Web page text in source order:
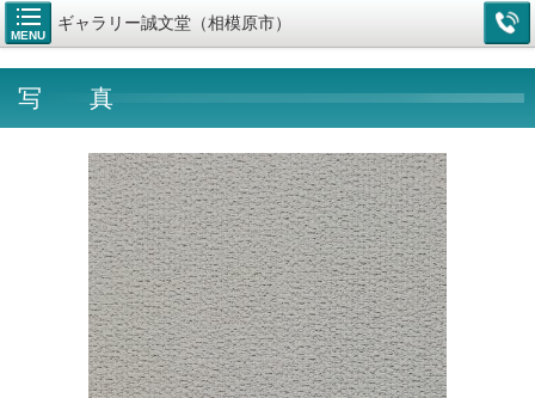
MENU
ギャラリー誠文堂（相模原市）
写 真